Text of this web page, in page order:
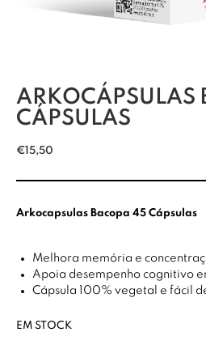
ARKOCÁPSULAS
CÁPSULAS
€15,50
Arkocapsulas Bacopa 45 Cápsulas
Melhora memória e
Apoia desempenho cognitivo
Cápsula 100% vegetal e fácil
EM STOCK